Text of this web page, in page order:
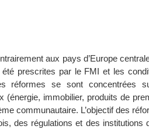
aux pays d’Europe
prescrites par le FMI et les
réformes se sont concentrées
(énergie, immobilier, produits de
communautaire. L’objectif des
des régulations et des institutions